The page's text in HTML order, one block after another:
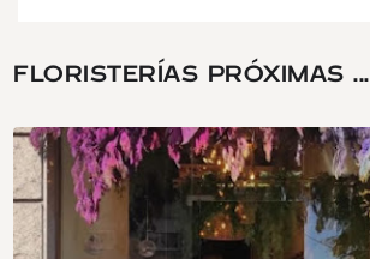
FLORISTERÍAS PRÓXIMAS ...